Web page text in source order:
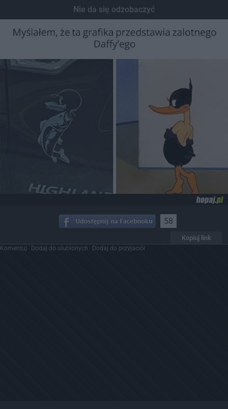
Nie da się odzobaczyć
58
Kopiuj link
Komentuj Dodaj do ulubionych Dodaj do przyjaciół